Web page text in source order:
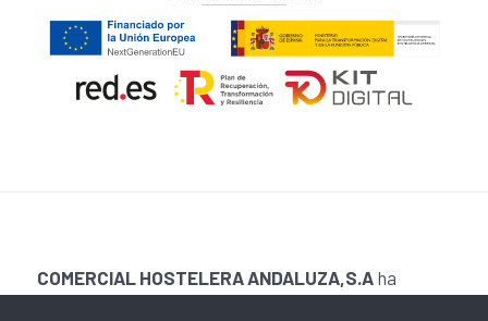
COMERCIAL HOSTELERA ANDALUZA,S.Aha